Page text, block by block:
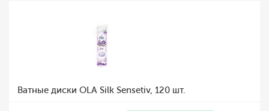
Ватные диски OLA Silk Sensetiv, 120 шт.